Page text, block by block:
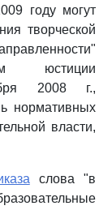
году могут
творческой
юстиции
2008 г.,
нормативных
власти,
слова "в